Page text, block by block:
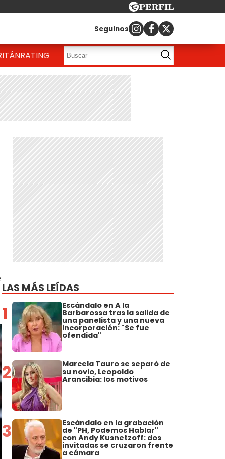
Seguinos
RATING
LAS MÁS LEÍDAS
1 Escándalo en A la
Barbarossa tras la salida de
una panelista y una nueva
incorporación: "Se fue
ofendida"
2 Marcela Tauro se separó de
su novio, Leopoldo
Arancibia: los motivos
3 Escándalo en la grabación
de "PH, Podemos Hablar"
con Andy Kusnetzoff: dos
invitadas se cruzaron frente
a cámara